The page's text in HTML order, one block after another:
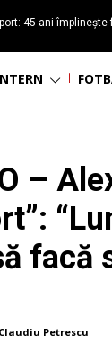
45 ani împlinește
–
facă
Claudiu Petrescu